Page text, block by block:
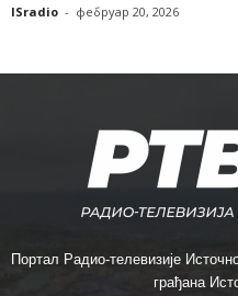
ISradio - фебруар 20, 2026
Портал Радио-телевизије
грађана